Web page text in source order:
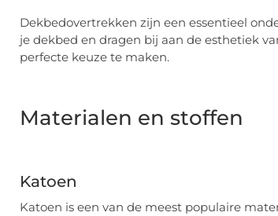
Dekbedovertrekken zijn een essentieel
je dekbed en dragen bij aan de esthetiek
perfecte keuze te maken.
Materialen en stoffen
Katoen
Katoen is een van de meest populaire